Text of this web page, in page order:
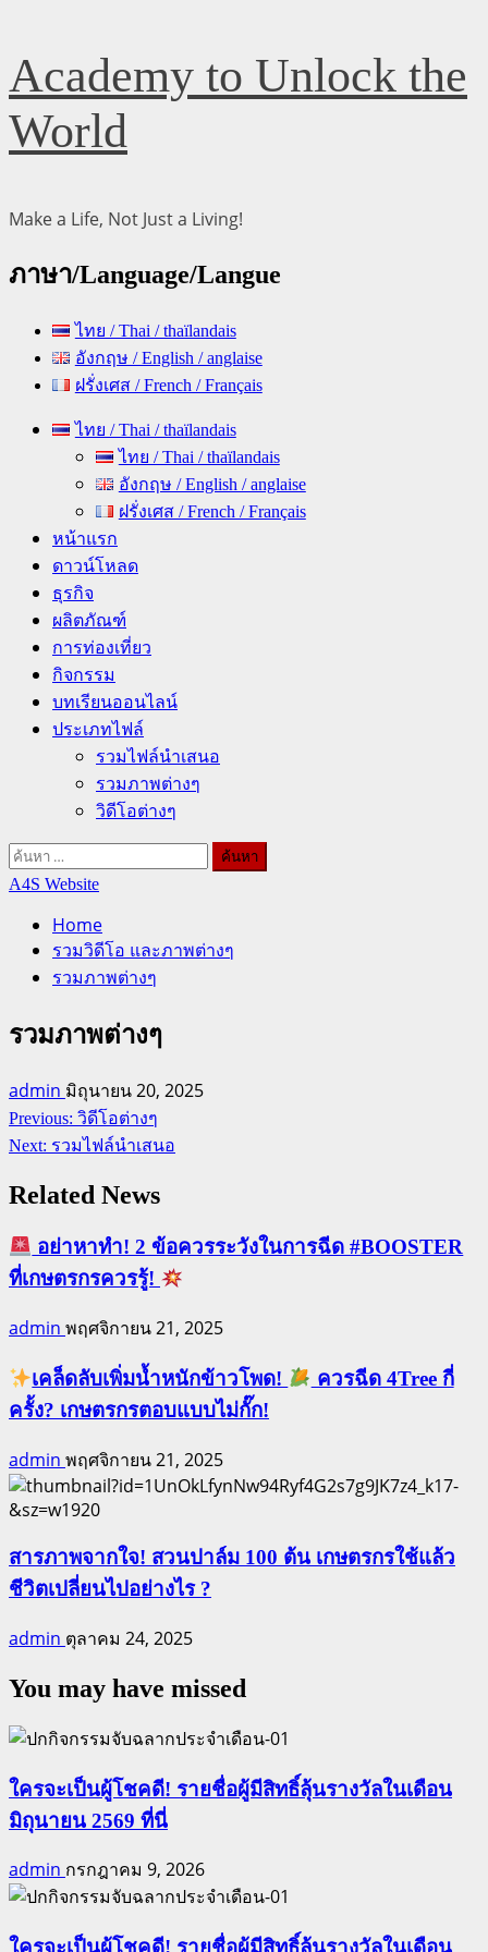
Skip
to
content
Academy to Unlock the
World
Make a Life, Not Just a Living!
ภาษา/Language/Langue
ไทย / Thai / thaïlandais
อังกฤษ / English / anglaise
ฝรั่งเศส / French / Français
Primary ไทย / Thai / thaïlandais
ไทย / Thai / thaïlandais
อังกฤษ / English / anglaise
ฝรั่งเศส / French / Français
หน้าแรก
ดาวน์โหลด
ธุรกิจ
ผลิตภัณฑ์
การท่องเที่ยว
กิจกรรม
บทเรียนออนไลน์
ประเภทไฟล์
รวมไฟล์นำเสนอ
รวมภาพต่างๆ
วิดีโอต่างๆ
ค้นหา
สำหรับ:
A4S Website
Home
รวมวิดีโอ และภาพต่างๆ
รวมภาพต่างๆ
รวมภาพต่างๆ
admin มิถุนายน 20, 2025
Continue
Reading
Previous: วิดีโอต่างๆ
Next: รวมไฟล์นำเสนอ
Related News
อย่าหาทำ! 2 ข้อควรระวังในการฉีด #BOOSTER
ที่เกษตรกรควรรู้!
admin พฤศจิกายน 21, 2025
เคล็ดลับเพิ่มน้ำหนักข้าวโพด!
ควรฉีด 4Tree กี่
ครั้ง? เกษตรกรตอบแบบไม่กั๊ก!
admin พฤศจิกายน 21, 2025
สารภาพจากใจ! สวนปาล์ม 100 ต้น เกษตรกรใช้แล้ว
ชีวิตเปลี่ยนไปอย่างไร ?
admin ตุลาคม 24, 2025
You may have missed
ใครจะเป็นผู้โชคดี! รายชื่อผู้มีสิทธิ์ลุ้นรางวัลในเดือน
มิถุนายน 2569 ที่นี่
admin กรกฎาคม 9, 2026
ใครจะเป็นผู้โชคดี! รายชื่อผู้มีสิทธิ์ลุ้นรางวัลในเดือน